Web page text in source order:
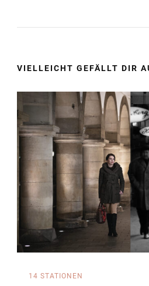
VIELLEICHT GEFÄLLT DIR
14 STATIONEN